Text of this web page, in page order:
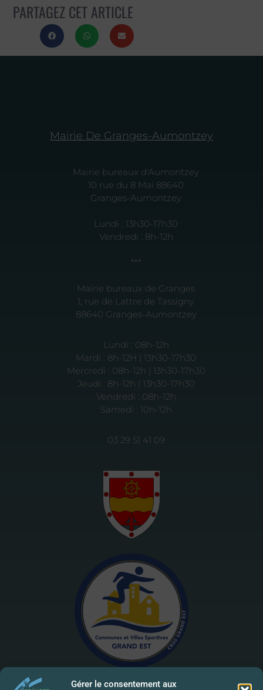
Gérer le consentement aux
PARTAGEZ CET ARTICLE
Mairie De Granges-Aumontzey
Mairie bureaux d'Aumontzey
10 rue du 8 Mai 88640
Granges-Aumontzey
Lundi : 13h30-17h30
Vendredi : 8h-12h
***
Mairie bureaux de Granges
1, rue de Lattre de Tassigny
88640 Granges-Aumontzey
Lundi : 08h-12h
Mardi : 8h-12H | 13h30-17h30
Mercredi : 08h-12h | 13h30-17h30
Jeudi : 8h-12h | 13h30-17h30
Vendredi : 08h-12h
Samedi : 10h-12h
03 29 51 41 09